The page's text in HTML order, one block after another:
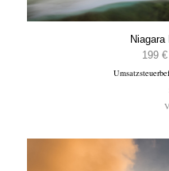
Niagara
199 €